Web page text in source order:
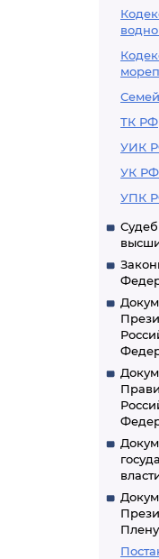
ТК РФ
УИК
УК РФ
УПК